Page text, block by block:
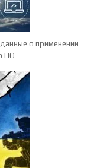
о применении
ПО